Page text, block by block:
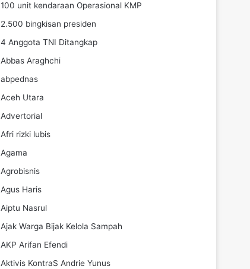
100 unit kendaraan Operasional KMP
2.500 bingkisan presiden
4 Anggota TNI Ditangkap
Abbas Araghchi
abpednas
Aceh Utara
Advertorial
Afri rizki lubis
Agama
Agrobisnis
Agus Haris
Aiptu Nasrul
Ajak Warga Bijak Kelola Sampah
AKP Arifan Efendi
Aktivis KontraS Andrie Yunus